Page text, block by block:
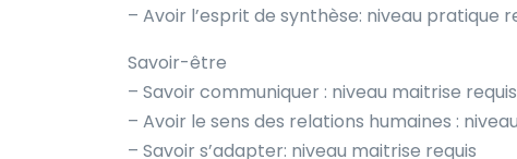
– Avoir l’esprit de synthèse: niveau pratique
Savoir-être
– Savoir communiquer : niveau maitrise requis
– Avoir le sens des relations humaines :
– Savoir s’adapter: niveau maitrise requis